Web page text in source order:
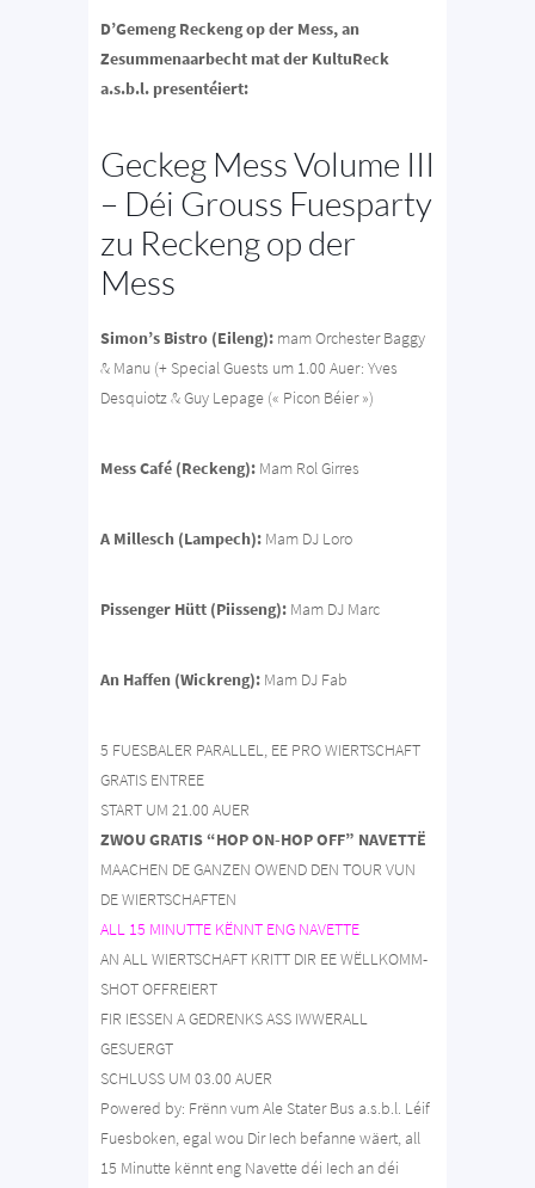
D’Gemeng Reckeng op der Mess, an
Zesummenaarbecht mat der KultuReck
a.s.b.l. presentéiert:
Geckeg Mess Volume III
– Déi Grouss Fuesparty
zu Reckeng op der
Mess
Simon’s Bistro (Eileng): mam Orchester Baggy
& Manu (+ Special Guests um 1.00 Auer: Yves
Desquiotz & Guy Lepage (« Picon Béier »)
Mess Café (Reckeng): Mam Rol Girres
A Millesch (Lampech): Mam DJ Loro
Pissenger Hütt (Piisseng): Mam DJ Marc
An Haffen (Wickreng): Mam DJ Fab
5 FUESBALER PARALLEL, EE PRO WIERTSCHAFT
GRATIS ENTREE
START UM 21.00 AUER
ZWOU GRATIS “HOP ON-HOP OFF” NAVETTË
MAACHEN DE GANZEN OWEND DEN TOUR VUN
DE WIERTSCHAFTEN
ALL 15 MINUTTE KËNNT ENG NAVETTE
AN ALL WIERTSCHAFT KRITT DIR EE WËLLKOMM-
SHOT OFFREIERT
FIR IESSEN A GEDRENKS ASS IWWERALL
GESUERGT
SCHLUSS UM 03.00 AUER
Powered by: Frënn vum Ale Stater Bus a.s.b.l. Léif
Fuesboken, egal wou Dir Iech befanne wäert, all
15 Minutte kënnt eng Navette déi Iech an déi